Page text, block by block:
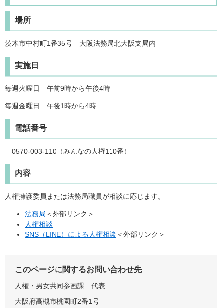
場所
茨木市中村町1番35号 大阪法務局北大阪支局内
実施日
毎週火曜日 午前9時から午後4時
毎週金曜日 午後1時から4時
電話番号
0570-003-110（みんなの人権110番）
内容
人権擁護委員または法務局職員が相談に応じます。
法務局 ＜外部リンク＞
人権相談
SNS（LINE）による人権相談 ＜外部リンク＞
このページに関するお問い合わせ先
人権・男女共同参画課
代表
大阪府高槻市桃園町2番1号